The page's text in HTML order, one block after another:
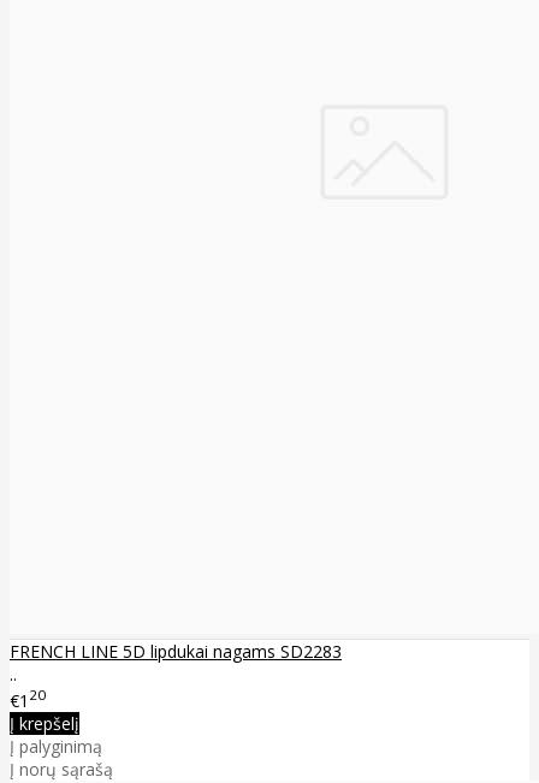
FRENCH LINE 5D lipdukai nagams SD2283
..
€1 20
Į krepšelį
Į palyginimą
Į norų sąrašą